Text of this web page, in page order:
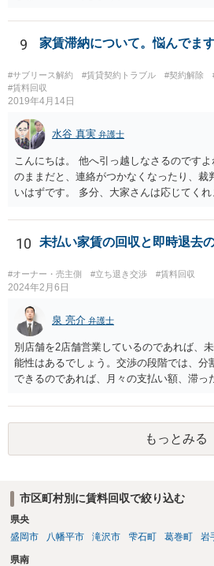
9 家賃滞納について。悩んでます
#サブリース解約 #賃貸契約トラブル #契約解除
#賃料回収
2019年4月14日
水谷 真実 弁護士
こんにちは。 他へ引っ越しなさるのです
のままだと、連絡がつかなくなったり、裁
いはずです。 多分、大家さんは応じてくれ
10 未払い家賃の回収と即時退去
#オーナー・売主側 #立ち退き交渉 #賃料回収
2024年2月6日
泉 亮介 弁護士
別店舗を2店舗営業しているのであれば、
能性はあるでしょう。交渉の段階では、分
できるのであれば、月々の支払い額、滞っ
で行い、相手方の対応次第では訴訟を検討
で解決した場合弁護士費用も安くなるため
もっとみる
市区町村別に賃料回収で絞り込む
県央
盛岡市
八幡平市 滝沢市 雫石町 葛巻町 岩
県南